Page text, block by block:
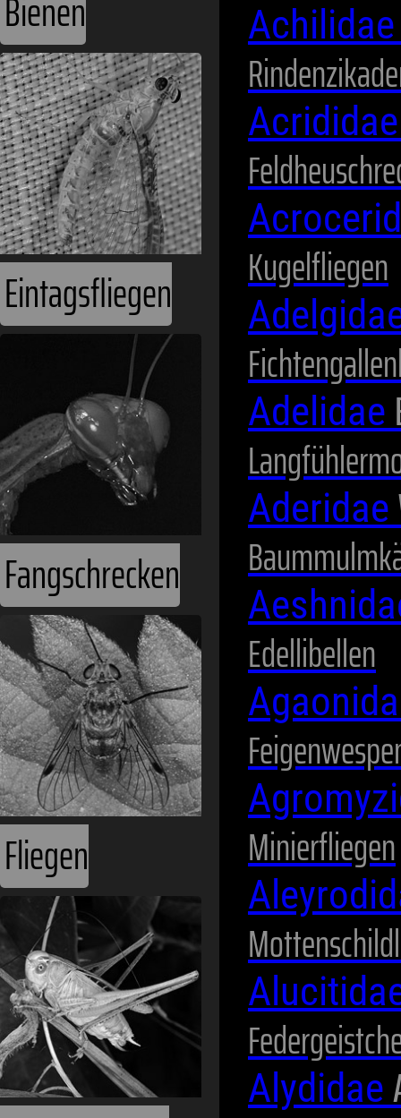
Fangschrecken
Fliegen
Heuschrecken
Hummeln
Kugelfliegen
Adelidae
Aderidae
Edellibellen
Minierfliegen
Alydidae